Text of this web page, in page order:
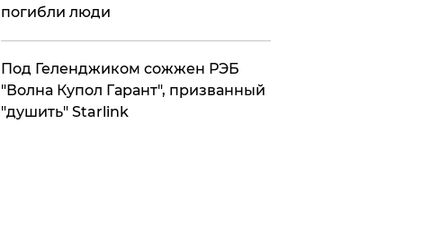
погибли люди
Под Геленджиком сожжен РЭБ
"Волна Купол Гарант", призванный
"душить" Starlink